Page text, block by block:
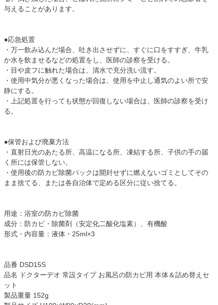
与えることがあります。
●応急処置
・万一飲み込んだ場合、吐き出させずに、すぐに口をすすぎ、牛乳
か水を飲ませるなどの処置をし、医師の診察を受ける。
・目や皮フに触れた場合は、清水で充分洗い流す。
・使用中気分が悪くなった場合は、使用を中止し通気のよい所で安
静にする。
・上記処置を行っても状態が回復しない場合は、医師の診察を受け
る。
●保管および廃棄方法
・直射日光のあたる所、高温になる所、凍結する所、子供の手の届
く所には保管しない。
・使用後の防カビ除菌パックは開封せずに燃えないゴミとしてその
まま捨てる、または各自治体で定める区分に従い捨てる。
用途：浴室の防カビ除菌
成分：防カビ・除菌剤（安定化二酸化塩素）、有機酸
形式・内容量：液体・25ml×3
品番 DSD15S
品名 ドクターデオ 常設タイプ お風呂の防カビ用 本体＆詰め替えセ
ット
製品重量 152g